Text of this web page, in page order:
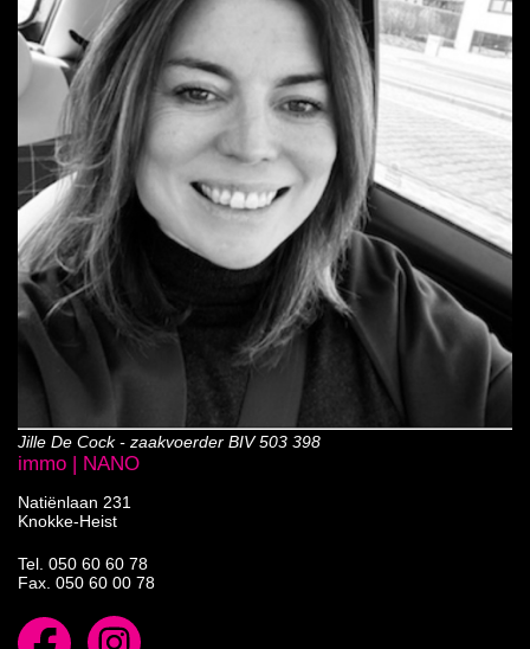
Jille De Cock - zaakvoerder BIV 503 398
immo | NANO
Natiënlaan 231
Knokke-Heist
Tel. 050 60 60 78
Fax. 050 60 00 78